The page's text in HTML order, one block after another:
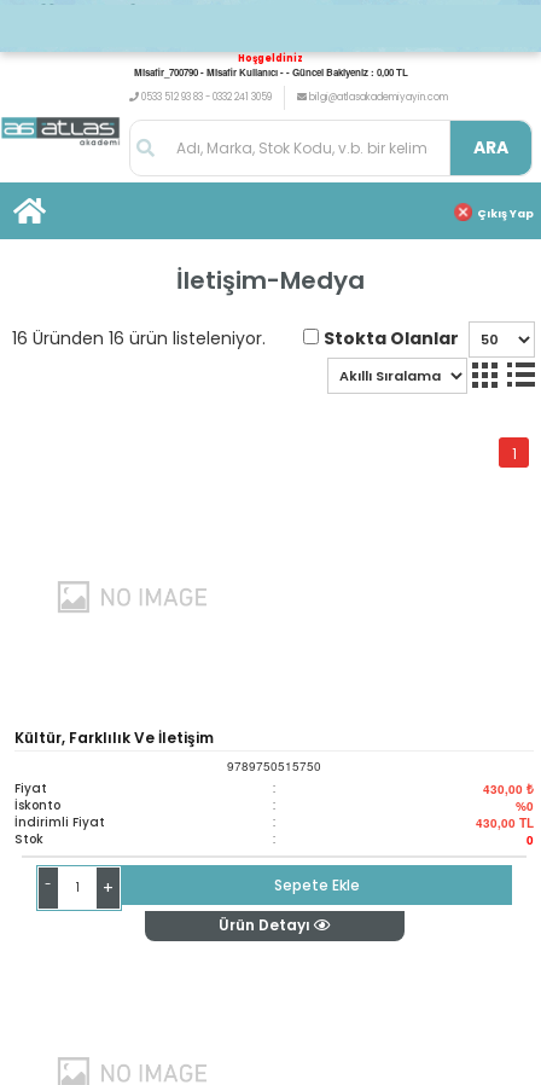
Hoşgeldiniz
Misafir_700790 - Misafir Kullanıcı - - Güncel Bakiyeniz : 0,00 TL
0533 512 93 83 - 0332 241 3059
bilgi@atlasakademiyayin.com
ARA
Çıkış Yap
İletişim-Medya
16 Üründen 16 ürün listeleniyor. Stokta Olanlar
1
Kültür, Farklılık Ve İletişim
9789750515750
Fiyat : 430,00 ₺
İskonto : %0
İndirimli Fiyat : 430,00 TL
Stok : 0
- +
Sepete Ekle
Ürün Detayı